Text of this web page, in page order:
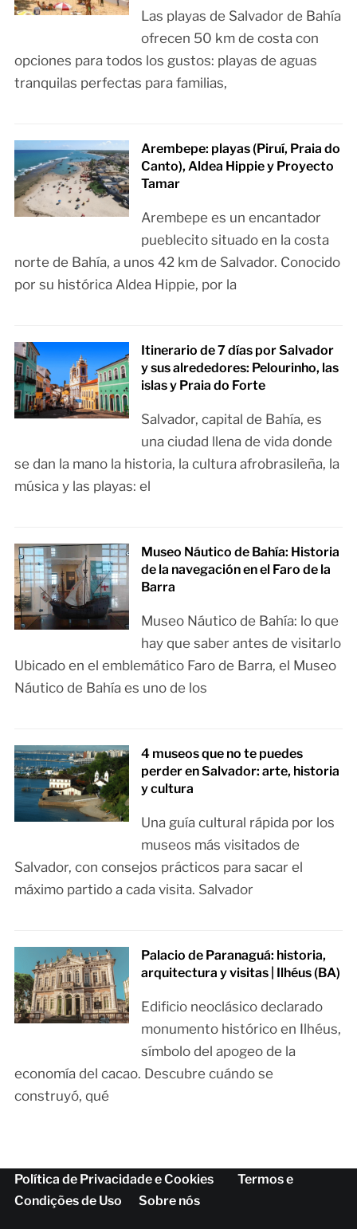
Las playas de Salvador de Bahía
ofrecen 50 km de costa con
opciones para todos los gustos: playas de aguas
tranquilas perfectas para familias,
Arembepe: playas (Piruí, Praia do
Canto), Aldea Hippie y Proyecto
Tamar
Arembepe es un encantador
pueblecito situado en la costa
norte de Bahía, a unos 42 km de Salvador. Conocido
por su histórica Aldea Hippie, por la
Itinerario de 7 días por Salvador
y sus alrededores: Pelourinho, las
islas y Praia do Forte
Salvador, capital de Bahía, es
una ciudad llena de vida donde
se dan la mano la historia, la cultura afrobrasileña, la
música y las playas: el
Museo Náutico de Bahía: Historia
de la navegación en el Faro de la
Barra
Museo Náutico de Bahía: lo que
hay que saber antes de visitarlo
Ubicado en el emblemático Faro de Barra, el Museo
Náutico de Bahía es uno de los
4 museos que no te puedes
perder en Salvador: arte, historia
y cultura
Una guía cultural rápida por los
museos más visitados de
Salvador, con consejos prácticos para sacar el
máximo partido a cada visita. Salvador
Palacio de Paranaguá: historia,
arquitectura y visitas | Ilhéus (BA)
Edificio neoclásico declarado
monumento histórico en Ilhéus,
símbolo del apogeo de la
economía del cacao. Descubre cuándo se
construyó, qué
Política de Privacidade e Cookies
Termos e
Condições de Uso
Sobre nós